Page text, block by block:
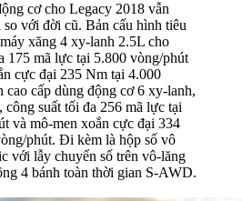
cơ cho Legacy 2018 vẫn
với đời cũ. Bản cấu hình tiêu
xăng 4 xy-lanh 2.5L cho
175 mã lực tại 5.800 vòng/phút
cực đại 235 Nm tại 4.000
cao cấp dùng động cơ 6 xy-lanh,
suất tối đa 256 mã lực tại
và mô-men xoắn cực đại 334
phút. Đi kèm là hộp số vô
với lẫy chuyển số trên vô-lăng
4 bánh toàn thời gian S-AWD.